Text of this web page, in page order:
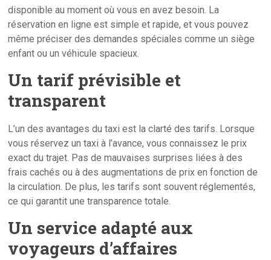
disponible au moment où vous en avez besoin. La
réservation en ligne est simple et rapide, et vous pouvez
même préciser des demandes spéciales comme un siège
enfant ou un véhicule spacieux.
Un tarif prévisible et
transparent
L’un des avantages du taxi est la clarté des tarifs. Lorsque
vous réservez un taxi à l’avance, vous connaissez le prix
exact du trajet. Pas de mauvaises surprises liées à des
frais cachés ou à des augmentations de prix en fonction de
la circulation. De plus, les tarifs sont souvent réglementés,
ce qui garantit une transparence totale.
Un service adapté aux
voyageurs d’affaires